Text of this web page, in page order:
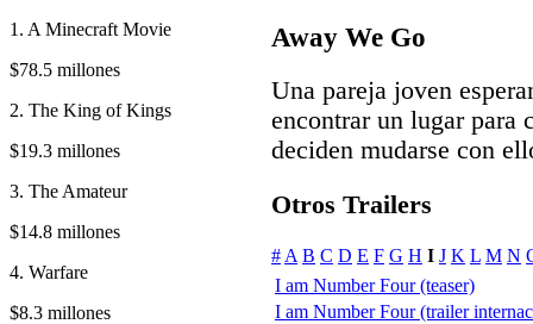
1. A Minecraft Movie
$78.5 millones
2. The King of Kings
$19.3 millones
3. The Amateur
$14.8 millones
4. Warfare
$8.3 millones
Away We Go
Una pareja joven
encontrar un lugar para
deciden mudarse con
Otros Trailers
# A B C D E F G H I J K L M N
I am Number Four (teaser)
I am Number Four (trailer